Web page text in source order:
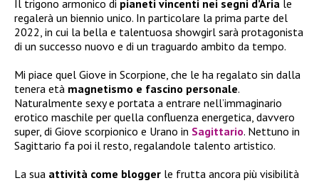
Il trigono armonico di pianeti vincenti nei segni d’Aria le
regalerà un biennio unico. In particolare la prima parte del
2022, in cui la bella e talentuosa showgirl sarà protagonista
di un successo nuovo e di un traguardo ambito da tempo.
Mi piace quel Giove in Scorpione, che le ha regalato sin dalla
tenera età magnetismo e fascino personale.
Naturalmente sexy e portata a entrare nell’immaginario
erotico maschile per quella confluenza energetica, davvero
super, di Giove scorpionico e Urano in Sagittario. Nettuno in
Sagittario fa poi il resto, regalandole talento artistico.
La sua attività come blogger le frutta ancora più visibilità